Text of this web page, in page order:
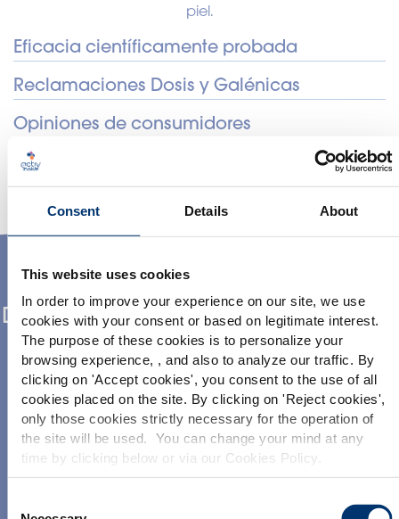
Consent Details About
This website uses cookies
In order to improve your experience on our site, we use
cookies with your consent or based on legitimate interest.
The purpose of these cookies is to personalize your
browsing experience, , and also to analyze our traffic. By
clicking on 'Accept cookies', you consent to the use of all
cookies placed on the site. By clicking on 'Reject cookies',
only those cookies strictly necessary for the operation of
the site will be used. You can change your mind at any
time by clicking below or via our Cookies Policy.
We also share information about site usage with our social
Por favor seleccione su mercado
Global USA
This website is intended exclusively for
professional clients in the the health,
pharmaceutical and food supplement
piel.
Eficacia científicamente probada
Reclamaciones Dosis y Galénicas
Opiniones de consumidores
Nuestros productos
Descubre nuestros otros ingredientes
premium